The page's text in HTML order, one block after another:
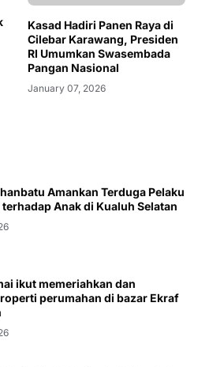
Kasad Hadiri Panen Raya di
Cilebar Karawang, Presiden
RI Umumkan Swasembada
Pangan Nasional
January 07, 2026
Amankan Terduga Pelaku
Anak di Kualuh Selatan
ikut memeriahkan dan
perumahan di bazar Ekraf